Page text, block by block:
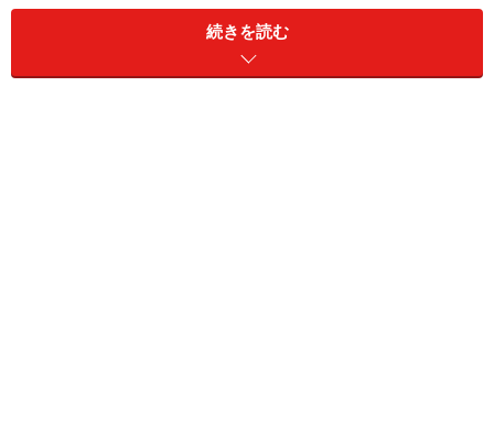
続きを読む